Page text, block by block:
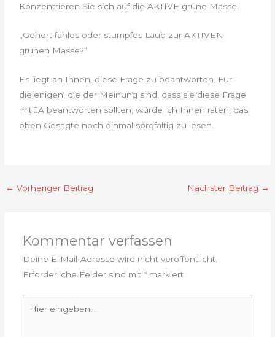
Konzentrieren Sie sich auf die AKTIVE grüne Masse.
„Gehört fahles oder stumpfes Laub zur AKTIVEN
grünen Masse?“
Es liegt an Ihnen, diese Frage zu beantworten. Für
diejenigen, die der Meinung sind, dass sie diese Frage
mit JA beantworten sollten, würde ich Ihnen raten, das
oben Gesagte noch einmal sorgfältig zu lesen.
← Vorheriger Beitrag Nächster Beitrag →
Kommentar verfassen
Deine E-Mail-Adresse wird nicht veröffentlicht.
Erforderliche Felder sind mit *markiert
eingeben…